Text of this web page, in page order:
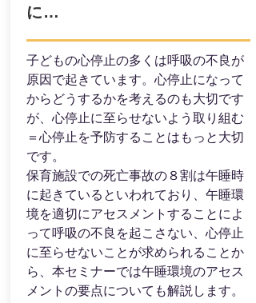
に…
子どもの心停止の多くは呼吸の不良が
原因で起きています。心停止になって
からどうするかを考えるのも大切です
が、心停止に至らせないよう取り組む
＝心停止を予防することはもっと大切
です。
保育施設での死亡事故の８割は午睡時
に起きているといわれており、午睡環
境を適切にアセスメントすることによ
って呼吸の不良を起こさない、心停止
に至らせないことが求められることか
ら、本セミナーでは午睡環境のアセス
メントの要点についても解説します。